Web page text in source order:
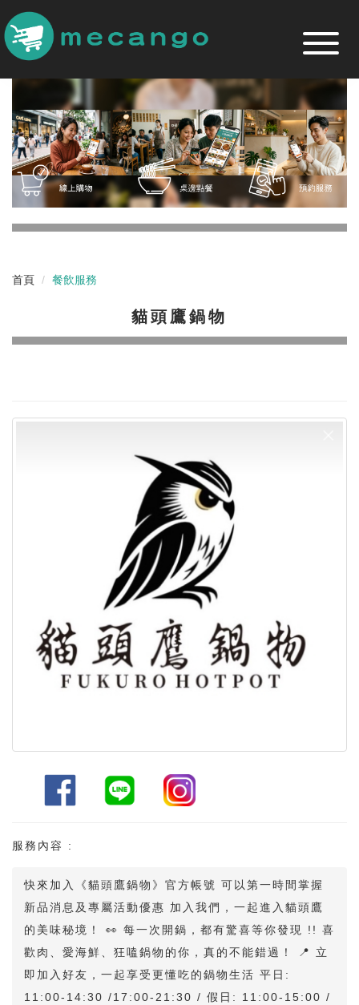
到
主
要
內
區
首頁 餐飲服務
貓頭鷹鍋物
服務內容 :
快來加入《貓頭鷹鍋物》官方帳號 可以第一時間掌握
新品消息及專屬活動優惠 加入我們，一起進入貓頭鷹
的美味秘境！ 👀 每一次開鍋，都有驚喜等你發現 !! 喜
歡肉、愛海鮮、狂嗑鍋物的你，真的不能錯過！ 📍 立
即加入好友，一起享受更懂吃的鍋物生活 平日:
11:00-14:30 /17:00-21:30 / 假日: 11:00-15:00 /